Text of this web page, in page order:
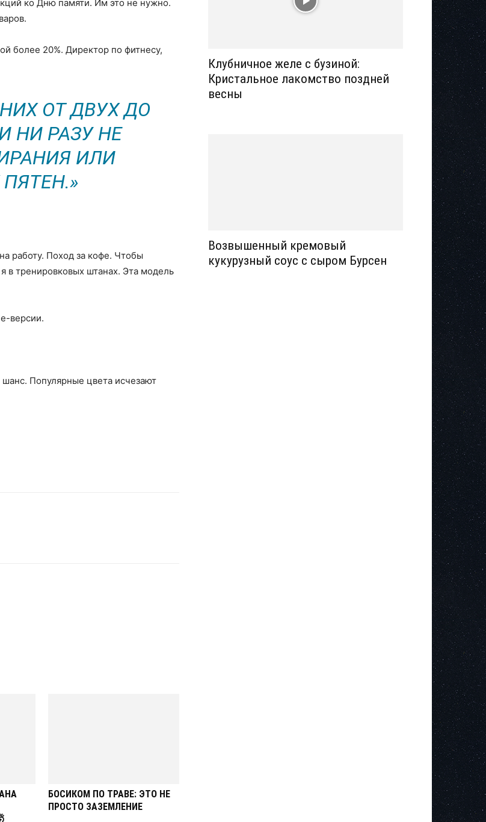
ко Дню памяти. Им это не нужно.
более 20%. Директор по фитнесу,
ОТ ДВУХ ДО
НИ РАЗУ НЕ
ИЛИ
работу. Поход за кофе. Чтобы
в тренировковых штанах. Эта модель
версии.
Популярные цвета исчезают
БОСИКОМ ПО ТРАВЕ: ЭТО НЕ
ПРОСТО ЗАЗЕМЛЕНИЕ
Клубничное желе с бузиной:
Кристальное лакомство поздней
весны
Возвышенный кремовый
кукурузный соус с сыром Бурсен